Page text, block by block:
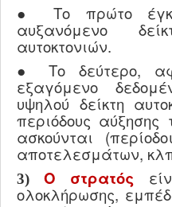
● Το πρώτο
αυξανόμενο
αυτοκτονιών.
● Το δεύτερο,
εξαγόμενο
υψηλού δείκτη
περιόδους
ασκούνται
αποτελεσμάτων,
3) O στρατός
ολοκλήρωσης,